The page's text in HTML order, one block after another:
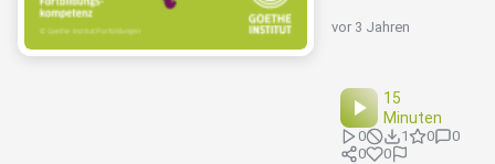
vor 3 Jahren
15
Minuten
0 1 0
0
0
0